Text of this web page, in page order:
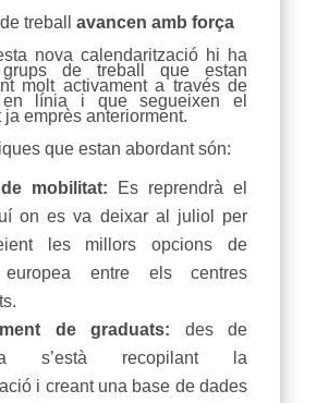
treball avancen amb força
nova calendarització hi ha
grups de treball que estan
molt activament a través de
en línia i que segueixen el
ja emprès anteriorment.
que estan abordant són:
mobilitat: Es reprendrà el
on es va deixar al juliol per
les millors opcions de
europea entre els centres
de graduats: des de
s’està recopilant la
i creant una base de dades